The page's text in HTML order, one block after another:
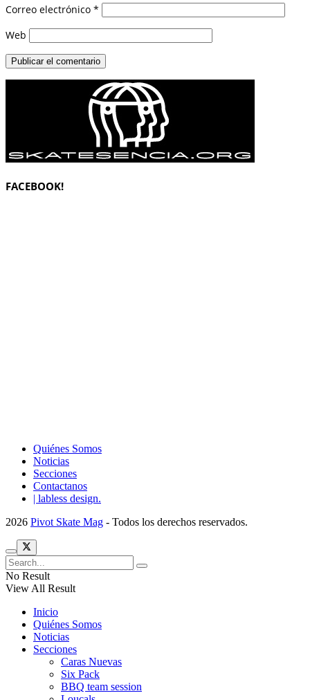
Correo electrónico *
Web
FACEBOOK!
Quiénes Somos
Noticias
Secciones
Contactanos
| labless design.
2026 Pivot Skate Mag - Todos los derechos reservados.
No Result
View All Result
Inicio
Quiénes Somos
Noticias
Secciones
Caras Nuevas
Six Pack
BBQ team session